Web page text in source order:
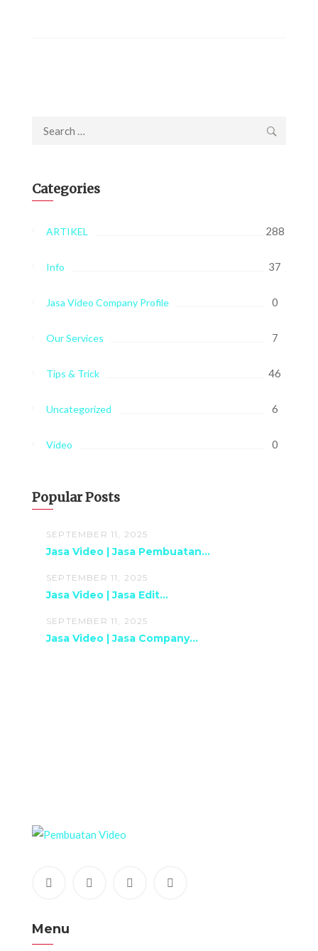
Search
Categories
ARTIKEL 288
Info 37
Jasa Video Company Profile 0
Our Services 7
Tips & Trick 46
Uncategorized 6
Video 0
Popular Posts
SEPTEMBER 11, 2025
Jasa Video | Jasa Pembuatan...
SEPTEMBER 11, 2025
Jasa Video | Jasa Edit...
SEPTEMBER 11, 2025
Jasa Video | Jasa Company...
Menu